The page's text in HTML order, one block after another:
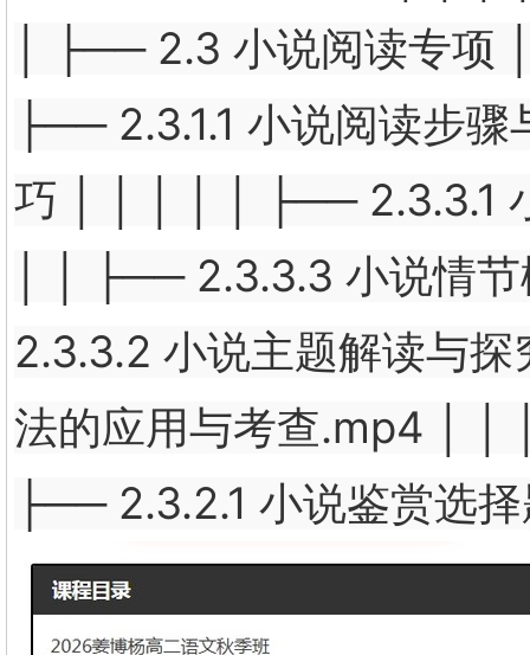
│ ├── 2.3 小说阅读专
├── 2.3.1.1 小说阅读步
巧 │ │ │ │ │ ├── 2.3.3.1
│ │ ├── 2.3.3.3 小说情
2.3.3.2 小说主题解读与
法的应用与考查.mp4 │
├── 2.3.2.1 小说鉴赏选